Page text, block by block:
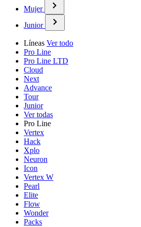
Mujer
Junior
Líneas Ver todo
Pro Line
Pro Line LTD
Cloud
Next
Advance
Tour
Junior
Ver todas
Pro Line
Vertex
Hack
Xplo
Neuron
Icon
Vertex W
Pearl
Elite
Flow
Wonder
Packs